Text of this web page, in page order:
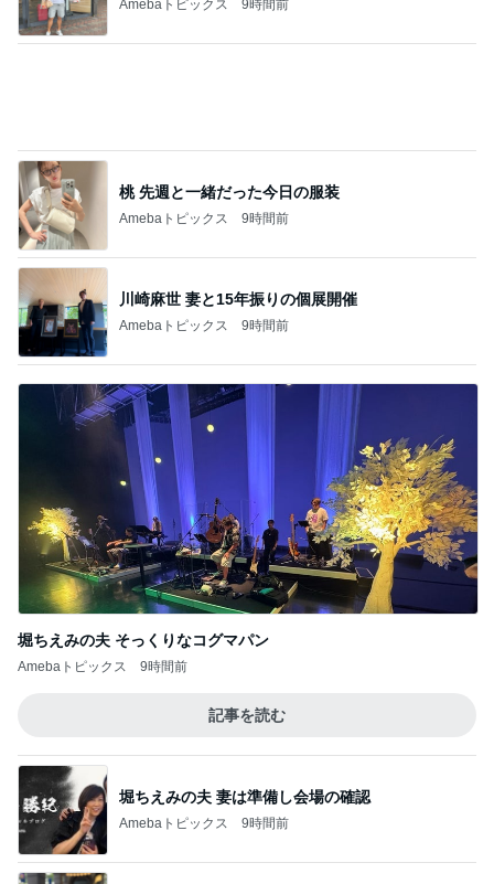
Amebaトピックス 9時間前
桃 先週と一緒だった今日の服装
Amebaトピックス 9時間前
川崎麻世 妻と15年振りの個展開催
Amebaトピックス 9時間前
堀ちえみの夫 そっくりなコグマパン
Amebaトピックス 9時間前
記事を読む
堀ちえみの夫 妻は準備し会場の確認
Amebaトピックス 9時間前